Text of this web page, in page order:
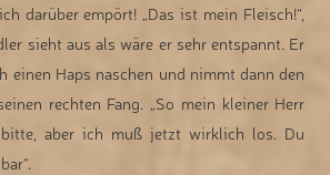
darüber empört! „Das ist mein Fleisch!“,
sieht aus als wäre er sehr entspannt. Er
einen Haps naschen und nimmt dann den
rechten Fang. „So mein kleiner Herr
bitte, aber ich muß jetzt wirklich los. Du